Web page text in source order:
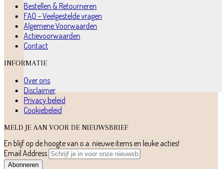
Bestellen & Retourneren
FAQ – Veelgestelde vragen
Algemene Voorwaarden
Actievoorwaarden
Contact
INFORMATIE
Over ons
Disclaimer
Privacy beleid
Cookiebeleid
MELD JE AAN VOOR DE NIEUWSBRIEF
En blijf op de hoogte van o.a. nieuwe items en leuke acties!
Email Address
Abonneren